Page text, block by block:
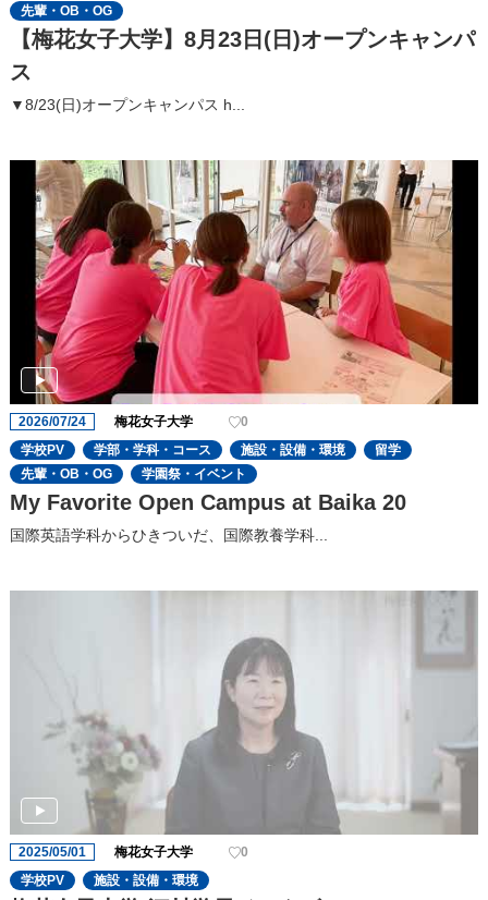
先輩・OB・OG
【梅花女子大学】8月23日(日)オープンキャンパ
ス
▼8/23(日)オープンキャンパス h...
2026/07/24 梅花女子大学
0
学校PV
学部・学科・コース 施設・設備・環境
留学
先輩・OB・OG
学園祭・イベント
My Favorite Open Campus at Baika 20
国際英語学科からひきついだ、国際教養学科...
2025/05/01 梅花女子大学
0
学校PV
施設・設備・環境